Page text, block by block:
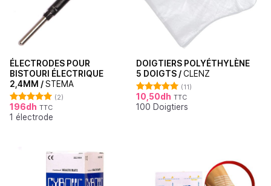
ÉLECTRODES POUR
BISTOURI ÉLECTRIQUE
2,4MM /STEMA
Note5.00
sur 5
(2)
196dh TTC
1 électrode
DOIGTIERS POLYÉTHYLÈNE
5 DOIGTS /CLENZ
Note5.00
sur 5
(11)
10,50dh TTC
100 Doigtiers